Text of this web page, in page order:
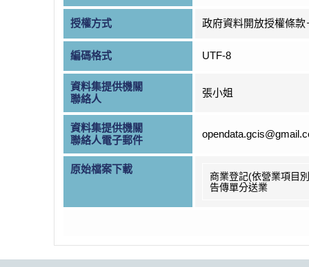
授權方式 政府資料開放授權條款
編碼格式 UTF-8
資料集提供機關
聯絡人
張小姐
資料集提供機關
聯絡人電子郵件
原始檔案下載
商業登記(依營業項目
告傳單分送業